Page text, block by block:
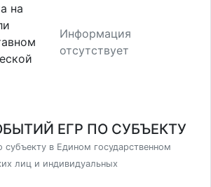
на
Информация
отсутствует
ЕГР ПО СУБЪЕКТУ
в Едином государственном
лиц и индивидуальных